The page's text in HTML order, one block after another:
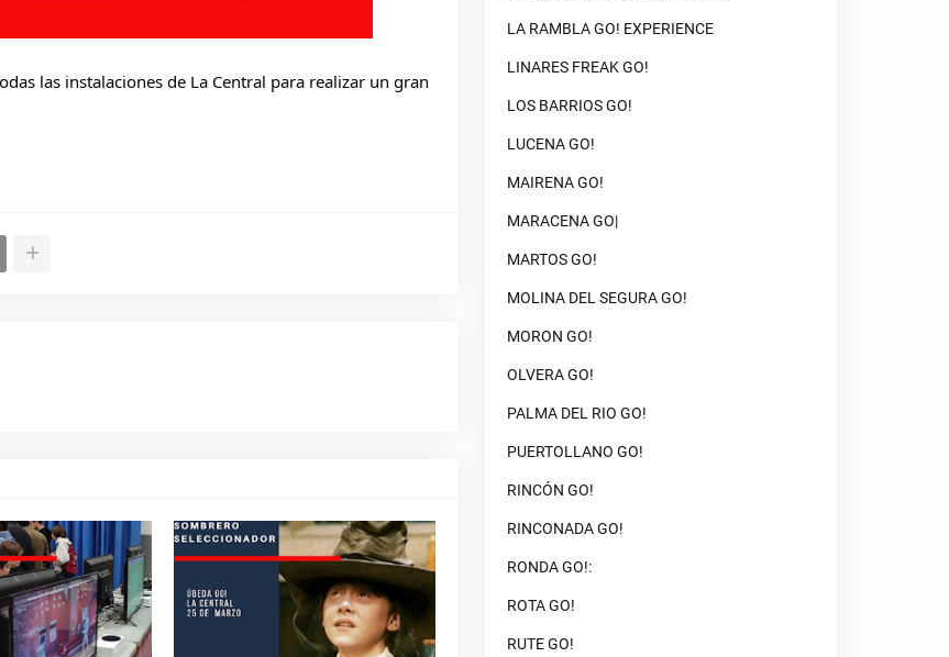
las instalaciones de La Central para realizar un gran
LA RAMBLA GO! EXPERIENCE
LINARES FREAK GO!
LOS BARRIOS GO!
LUCENA GO!
MAIRENA GO!
MARACENA GO|
MARTOS GO!
MOLINA DEL SEGURA GO!
MORON GO!
OLVERA GO!
PALMA DEL RIO GO!
PUERTOLLANO GO!
RINCÓN GO!
RINCONADA GO!
RONDA GO!:
ROTA GO!
RUTE GO!